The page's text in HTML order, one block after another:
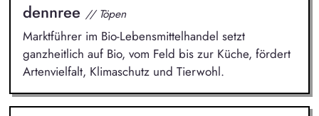
dennree // Töpen
Marktführer im Bio-Lebensmittelhandel setzt
ganzheitlich auf Bio, vom Feld bis zur Küche, fördert
Artenvielfalt, Klimaschutz und Tierwohl.